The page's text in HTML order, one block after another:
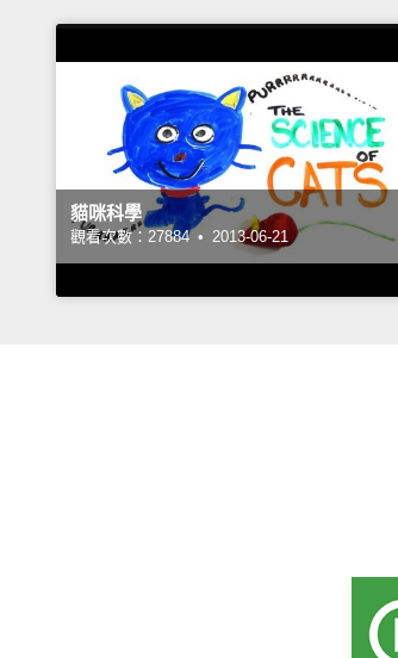
貓咪科學
觀看次數：27884 • 2013-06-21